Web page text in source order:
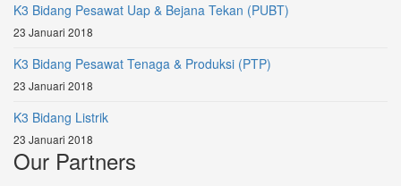
K3 Bidang Pesawat Uap & Bejana Tekan (PUBT)
23 Januari 2018
K3 Bidang Pesawat Tenaga & Produksi (PTP)
23 Januari 2018
K3 Bidang Listrik
23 Januari 2018
Our Partners